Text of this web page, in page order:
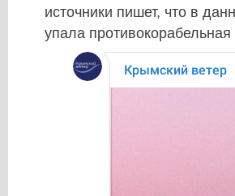
источники пишет, что в
упала